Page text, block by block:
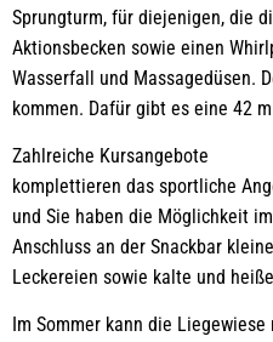
Sprungturm, für diejenigen, die
Aktionsbecken sowie einen
Wasserfall und Massagedüsen.
kommen. Dafür gibt es eine 42
Zahlreiche Kursangebote
komplettieren das sportliche
und Sie haben die Möglichkeit im
Anschluss an der Snackbar kleine
Leckereien sowie kalte und
Im Sommer kann die Liegewiese